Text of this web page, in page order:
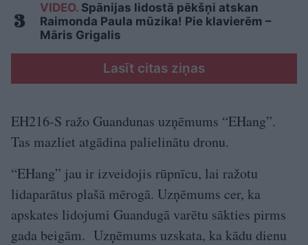
VIDEO. Spānijas lidostā pēkšņi atskan
Raimonda Paula mūzika! Pie klavierēm –
Māris Grigalis
Lasīt citas ziņas
EH216-S ražo Guandunas uzņēmums “EHang”.
Tas mazliet atgādina palielinātu dronu.
“EHang” jau ir izveidojis rūpnīcu, lai ražotu
lidaparātus plašā mērogā. Uzņēmums cer, ka
apskates lidojumi Guandugā varētu sākties pirms
gada beigām. Uzņēmums uzskata, ka kādu dienu